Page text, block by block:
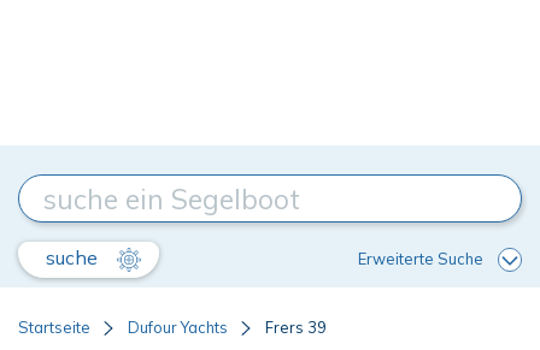
suche Erweiterte Suche
Startseite Dufour Yachts Frers 39